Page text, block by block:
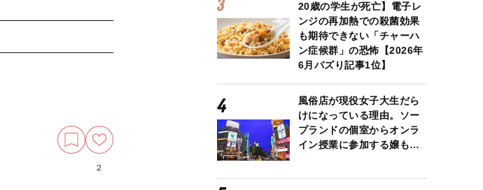
2
20歳の学生が死亡】電子レ
ンジの再加熱での殺菌効果
も期待できない「チャーハ
ン症候群」の恐怖【2026年
6月バズり記事1位】
風俗店が現役女子大生だら
けになっている理由。ソー
プランドの個室からオンラ
イン授業に参加する嬢も…